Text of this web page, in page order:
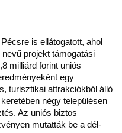
is ellátogatott, ahol
projekt támogatási
milliárd forint uniós
egy
turisztikai attrakciókból álló
négy településen
Az uniós biztos
mutatták be a dél-